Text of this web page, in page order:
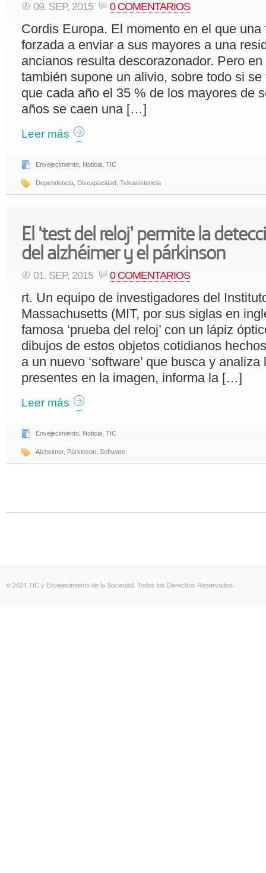
09. SEP, 2015 0 COMENTARIOS
Cordis Europa. El momento en el que una
forzada a enviar a sus mayores a una
ancianos resulta descorazonador. Pero
también supone un alivio, sobre todo si
que cada año el 35 % de los mayores de
años se caen una […]
Leer más
Envejecimiento Noticia TIC
Dependencia Discapacidad Teleasistencia
El ‘test del reloj’ permite la
del alzhéimer y el párkinson
01. SEP, 2015 0 COMENTARIOS
rt. Un equipo de investigadores del
Massachusetts (MIT, por sus siglas en
famosa ‘prueba del reloj’ con un lápiz
dibujos de estos objetos cotidianos
a un nuevo ‘software’ que busca y analiza
presentes en la imagen, informa la […]
Leer más
Envejecimiento Noticia TIC
Alzheimer, Párkinson Software
© 2024 TIC y Envejecimiento de la Sociedad. Todos los Derechos Reservados.